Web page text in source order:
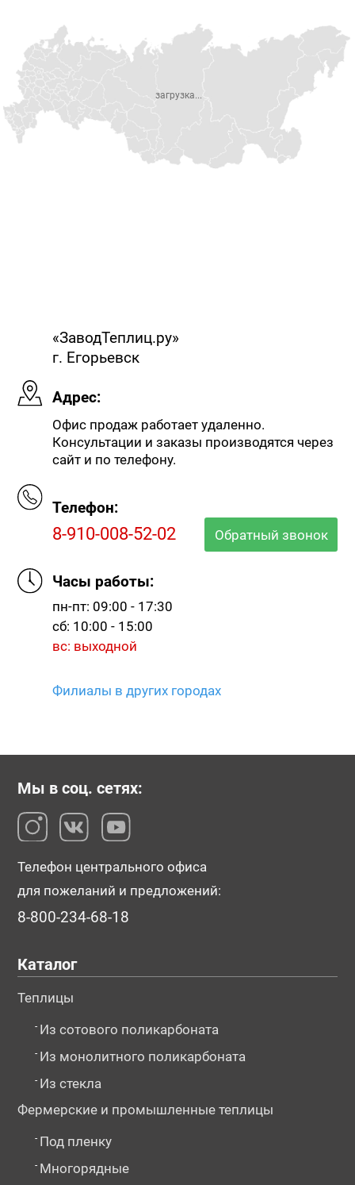
«ЗаводТеплиц.ру»
г. Егорьевск
Адрес:
Офис продаж работает удаленно.
Консультации и заказы производятся через
сайт и по телефону.
Телефон:
8-910-008-52-02 Обратный звонок
Часы работы:
пн-пт: 09:00 - 17:30
сб: 10:00 - 15:00
вс: выходной
Филиалы в других городах
загрузка...
Мы в соц. сетях:
Телефон центрального офиса
для пожеланий и предложений:
8-800-234-68-18
Каталог
Теплицы
- Из сотового поликарбоната
- Из монолитного поликарбоната
- Из стекла
Фермерские и промышленные теплицы
- Под пленку
- Многорядные